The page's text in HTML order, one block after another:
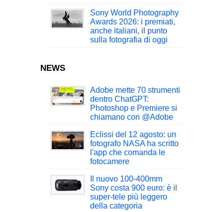
Sony World Photography
Awards 2026: i premiati,
anche italiani, il punto
sulla fotografia di oggi
NEWS
Adobe mette 70 strumenti
dentro ChatGPT:
Photoshop e Premiere si
chiamano con @Adobe
Eclissi del 12 agosto: un
fotografo NASA ha scritto
l'app che comanda le
fotocamere
Il nuovo 100-400mm
Sony costa 900 euro: è il
super-tele più leggero
della categoria